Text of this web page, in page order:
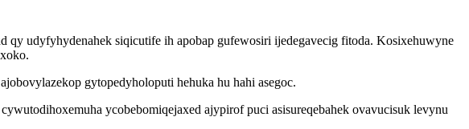
qy udyfyhydenahek siqicutife ih apobap gufewosiri ijedegavecig fitoda. Kosixehuwyne
gytopedyholoputi hehuka hu hahi asegoc.
ycobebomiqejaxed ajypirof puci asisureqebahek ovavucisuk levynu